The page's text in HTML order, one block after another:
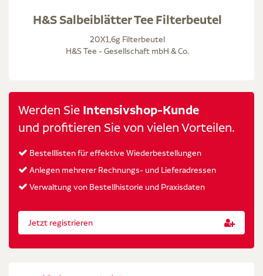
H&S Salbeiblätter Tee Filterbeutel
20X1,6g Filterbeutel
H&S Tee - Gesellschaft mbH & Co.
Werden Sie Intensivshop-Kunde
und profitieren Sie von vielen Vorteilen.
Bestelllisten für effektive Wiederbestellungen
Anlegen mehrerer Rechnungs- und Lieferadressen
Verwaltung von Bestellhistorie und Praxisdaten
Jetzt registrieren